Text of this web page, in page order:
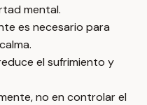
mental.
es necesario para
el sufrimiento y
no en controlar el